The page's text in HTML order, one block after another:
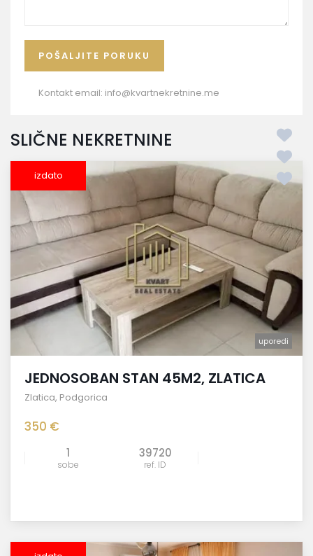
Kontakt email: info@kvartnekretnine.me
SLIČNE NEKRETNINE
izdato
uporedi
JEDNOSOBAN STAN 45M2, ZLATICA
Zlatica, Podgorica
350 €
1
sobe
39720
ref. ID